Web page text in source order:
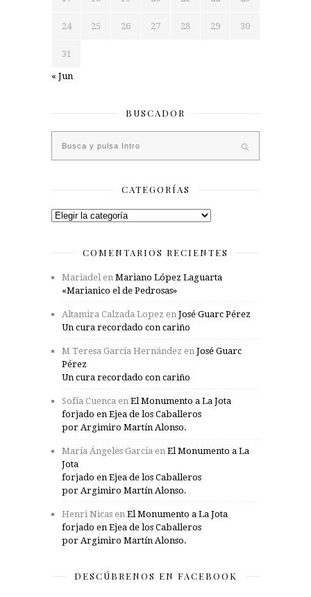
24 25 26 27 28 29 30
31
« Jun
BUSCADOR
CATEGORÍAS
Categorías
COMENTARIOS RECIENTES
Mariadelen Mariano López Laguarta
«Marianico el de Pedrosas»
Altamira Calzada Lopez en José Guarc Pérez
Un cura recordado con cariño
M Teresa García Hernández en José Guarc
Pérez
Un cura recordado con cariño
Sofía Cuenca en El Monumento a La Jota
forjado en Ejea de los Caballeros
por Argimiro Martín Alonso.
María Ángeles García en El Monumento a La
Jota
forjado en Ejea de los Caballeros
por Argimiro Martín Alonso.
Henri Nicas en El Monumento a La Jota
forjado en Ejea de los Caballeros
por Argimiro Martín Alonso.
DESCÚBRENOS EN FACEBOOK